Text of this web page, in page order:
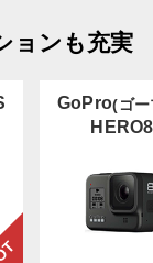
ョンも充実
GoPro(ゴ
HERO8